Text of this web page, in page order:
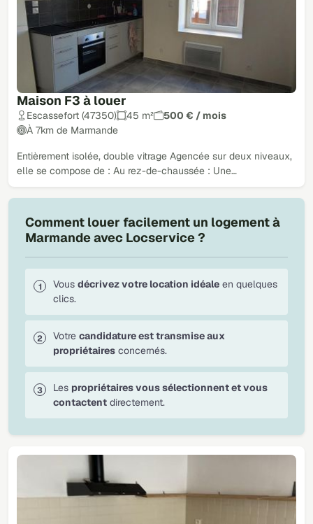
Maison F3 à louer
Escassefort (47350) 45 m²
500 € / mois
À 7km de Marmande
Entièrement isolée, double vitrage Agencée sur deux niveaux,
elle se compose de : Au rez-de-chaussée : Une…
Comment louer facilement un logement à
Marmande avec Locservice ?
Vous décrivez votre location idéale en quelques
clics.
Votre candidature est transmise aux
propriétaires concernés.
Les propriétaires vous sélectionnent et vous
contactent directement.